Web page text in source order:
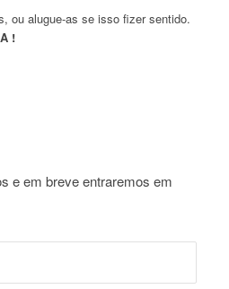
ou alugue-as se isso fizer sentido.
!
e em breve entraremos em